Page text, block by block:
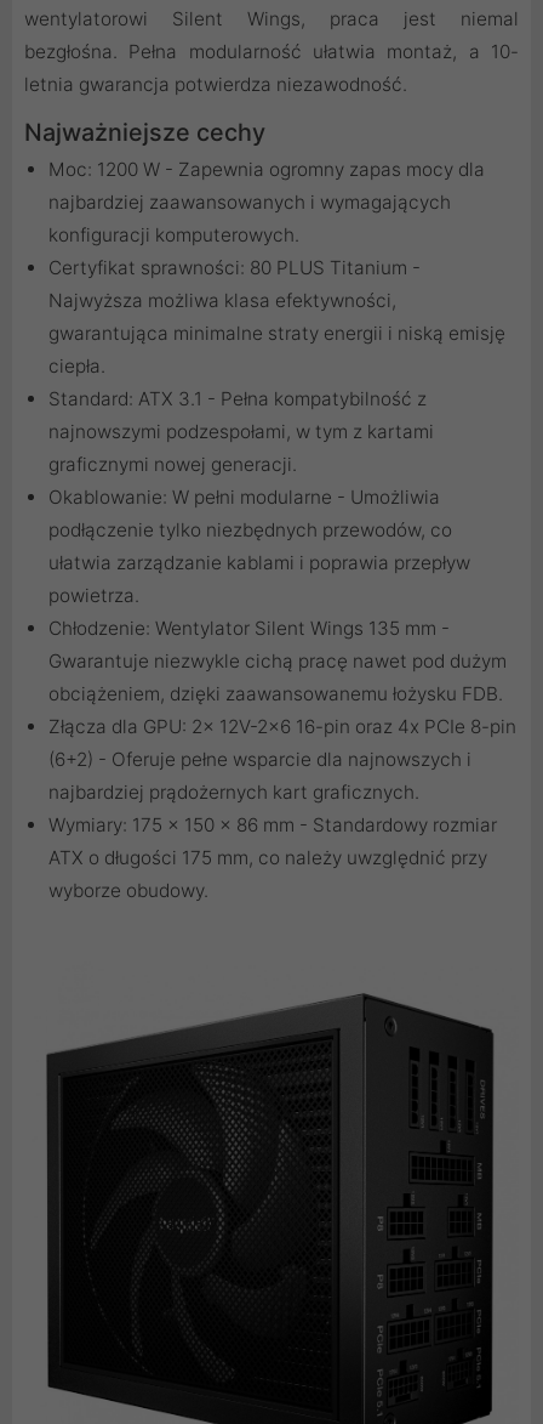
wentylatorowi Silent Wings, praca jest niemal
bezgłośna. Pełna modularność ułatwia montaż, a 10-
letnia gwarancja potwierdza niezawodność.
Najważniejsze cechy
Moc: 1200 W - Zapewnia ogromny zapas mocy dla
najbardziej zaawansowanych i wymagających
konfiguracji komputerowych.
Certyfikat sprawności: 80 PLUS Titanium -
Najwyższa możliwa klasa efektywności,
gwarantująca minimalne straty energii i niską emisję
ciepła.
Standard: ATX 3.1 - Pełna kompatybilność z
najnowszymi podzespołami, w tym z kartami
graficznymi nowej generacji.
Okablowanie: W pełni modularne - Umożliwia
podłączenie tylko niezbędnych przewodów, co
ułatwia zarządzanie kablami i poprawia przepływ
powietrza.
Chłodzenie: Wentylator Silent Wings 135 mm -
Gwarantuje niezwykle cichą pracę nawet pod dużym
obciążeniem, dzięki zaawansowanemu łożysku FDB.
Złącza dla GPU: 2x 12V-2x6 16-pin oraz 4x PCIe 8-pin
(6+2) - Oferuje pełne wsparcie dla najnowszych i
najbardziej prądożernych kart graficznych.
Wymiary: 175 x 150 x 86 mm - Standardowy rozmiar
ATX o długości 175 mm, co należy uwzględnić przy
wyborze obudowy.